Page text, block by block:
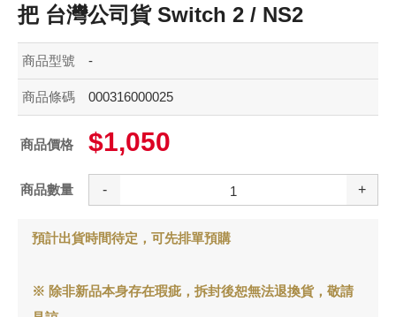
把 台灣公司貨 Switch 2 / NS2
商品型號 -
商品條碼 000316000025
商品價格 $1,050
商品數量 - +
預計出貨時間待定，可先排單預購
※ 除非新品本身存在瑕疵，拆封後恕無法退換貨，敬請